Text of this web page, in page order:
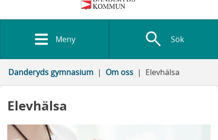
Meny search Sök
Danderyds gymnasium Om oss Elevhälsa
Elevhälsa